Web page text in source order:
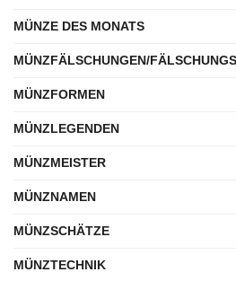
MÜNZE DES MONATS
MÜNZFÄLSCHUNGEN/
MÜNZFORMEN
MÜNZLEGENDEN
MÜNZMEISTER
MÜNZNAMEN
MÜNZSCHÄTZE
MÜNZTECHNIK